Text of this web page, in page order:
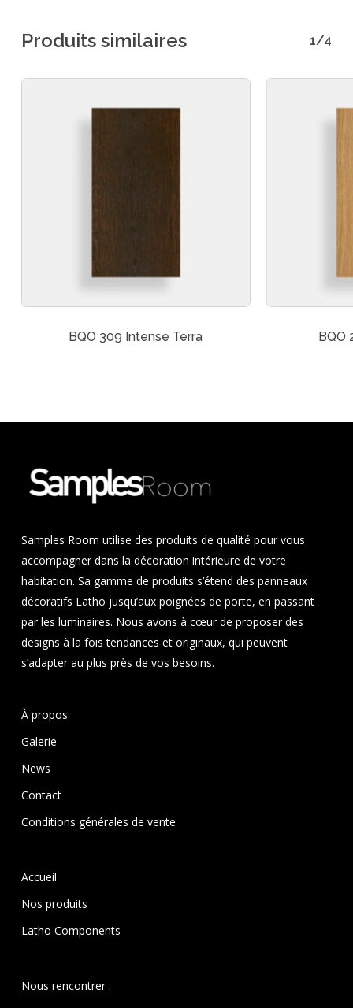
Produits similaires 1/4
BQO 309 Intense Terra BQO
Samples Room utilise des produits de qualité pour vous
accompagner dans la décoration intérieure de votre
habitation. Sa gamme de produits s’étend des panneaux
décoratifs Latho jusqu’aux poignées de porte, en passant
par les luminaires. Nous avons à cœur de proposer des
designs à la fois tendances et originaux, qui peuvent
s’adapter au plus près de vos besoins.
À propos
Galerie
News
Contact
Conditions générales de vente
Accueil
Nos produits
Latho Components
Nous rencontrer :